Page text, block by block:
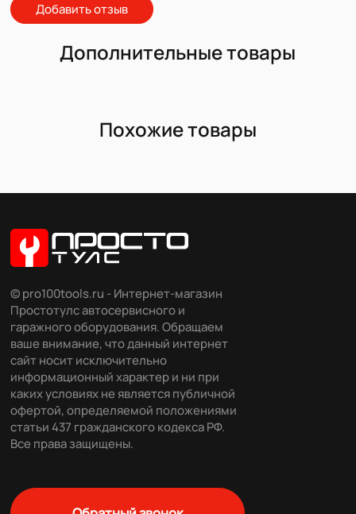
Добавить отзыв
Дополнительные товары
Похожие товары
© pro100tools.ru - Интернет-магазин
Простотулс автосервисного и
гаражного оборудования. Обращаем
ваше внимание, что данный интернет
сайт носит исключительно
информационный характер и ни при
каких условиях не является публичной
офертой, определяемой положениями
статьи 437 гражданского кодекса РФ.
Все права защищены.